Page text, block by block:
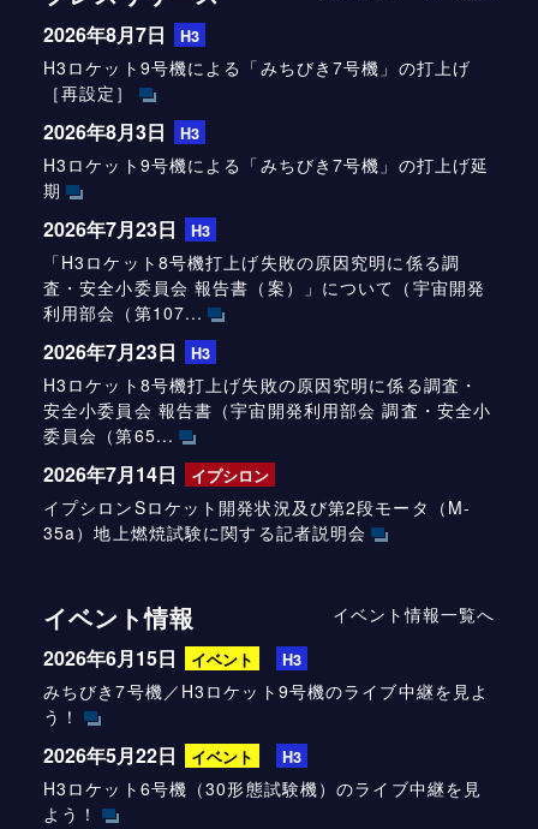
2026年8月7日 H3
H3ロケット9号機による「みちびき7号機」の打上げ
［再設定］
2026年8月3日 H3
H3ロケット9号機による「みちびき7号機」の打上げ延
期
2026年7月23日 H3
「H3ロケット8号機打上げ失敗の原因究明に係る調
査・安全小委員会 報告書（案）」について（宇宙開発
利用部会（第107...
2026年7月23日 H3
H3ロケット8号機打上げ失敗の原因究明に係る調査・
安全小委員会 報告書（宇宙開発利用部会 調査・安全小
委員会（第65...
2026年7月14日 イプシロン
イプシロンSロケット開発状況及び第2段モータ（M-
35a）地上燃焼試験に関する記者説明会
イベント情報 イベント情報一覧へ
2026年6月15日 イベント H3
みちびき7号機／H3ロケット9号機のライブ中継を見よ
う！
2026年5月22日 イベント H3
H3ロケット6号機（30形態試験機）のライブ中継を見
よう！